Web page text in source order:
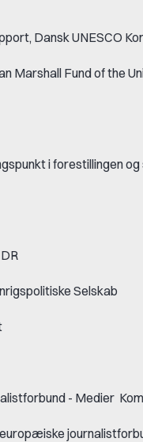
Dansk UNESCO
Marshall Fund of the
i forestillingen
Selskab
- Medier